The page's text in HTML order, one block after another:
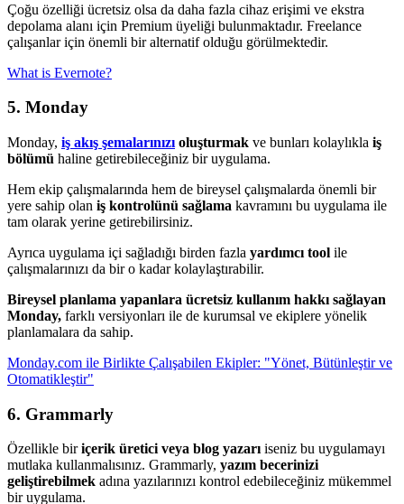
Çoğu özelliği ücretsiz olsa da daha fazla cihaz erişimi ve ekstra
depolama alanı için Premium üyeliği bulunmaktadır. Freelance
çalışanlar için önemli bir alternatif olduğu görülmektedir.
What is Evernote?
5. Monday
Monday, iş akış şemalarınızı oluşturmak ve bunları kolaylıkla iş
bölümü haline getirebileceğiniz bir uygulama.
Hem ekip çalışmalarında hem de bireysel çalışmalarda önemli bir
yere sahip olan iş kontrolünü sağlama kavramını bu uygulama ile
tam olarak yerine getirebilirsiniz.
Ayrıca uygulama içi sağladığı birden fazla yardımcı tool ile
çalışmalarınızı da bir o kadar kolaylaştırabilir.
Bireysel planlama yapanlara ücretsiz kullanım hakkı sağlayan
Monday, farklı versiyonları ile de kurumsal ve ekiplere yönelik
planlamalara da sahip.
Monday.com ile Birlikte Çalışabilen Ekipler: "Yönet, Bütünleştir ve
Otomatikleştir"
6. Grammarly
Özellikle biriçerik üretici veya blog yazarıiseniz bu uygulamayı
mutlaka kullanmalısınız. Grammarly, yazım becerinizi
geliştirebilmek adına yazılarınızı kontrol edebileceğiniz mükemmel
bir uygulama.